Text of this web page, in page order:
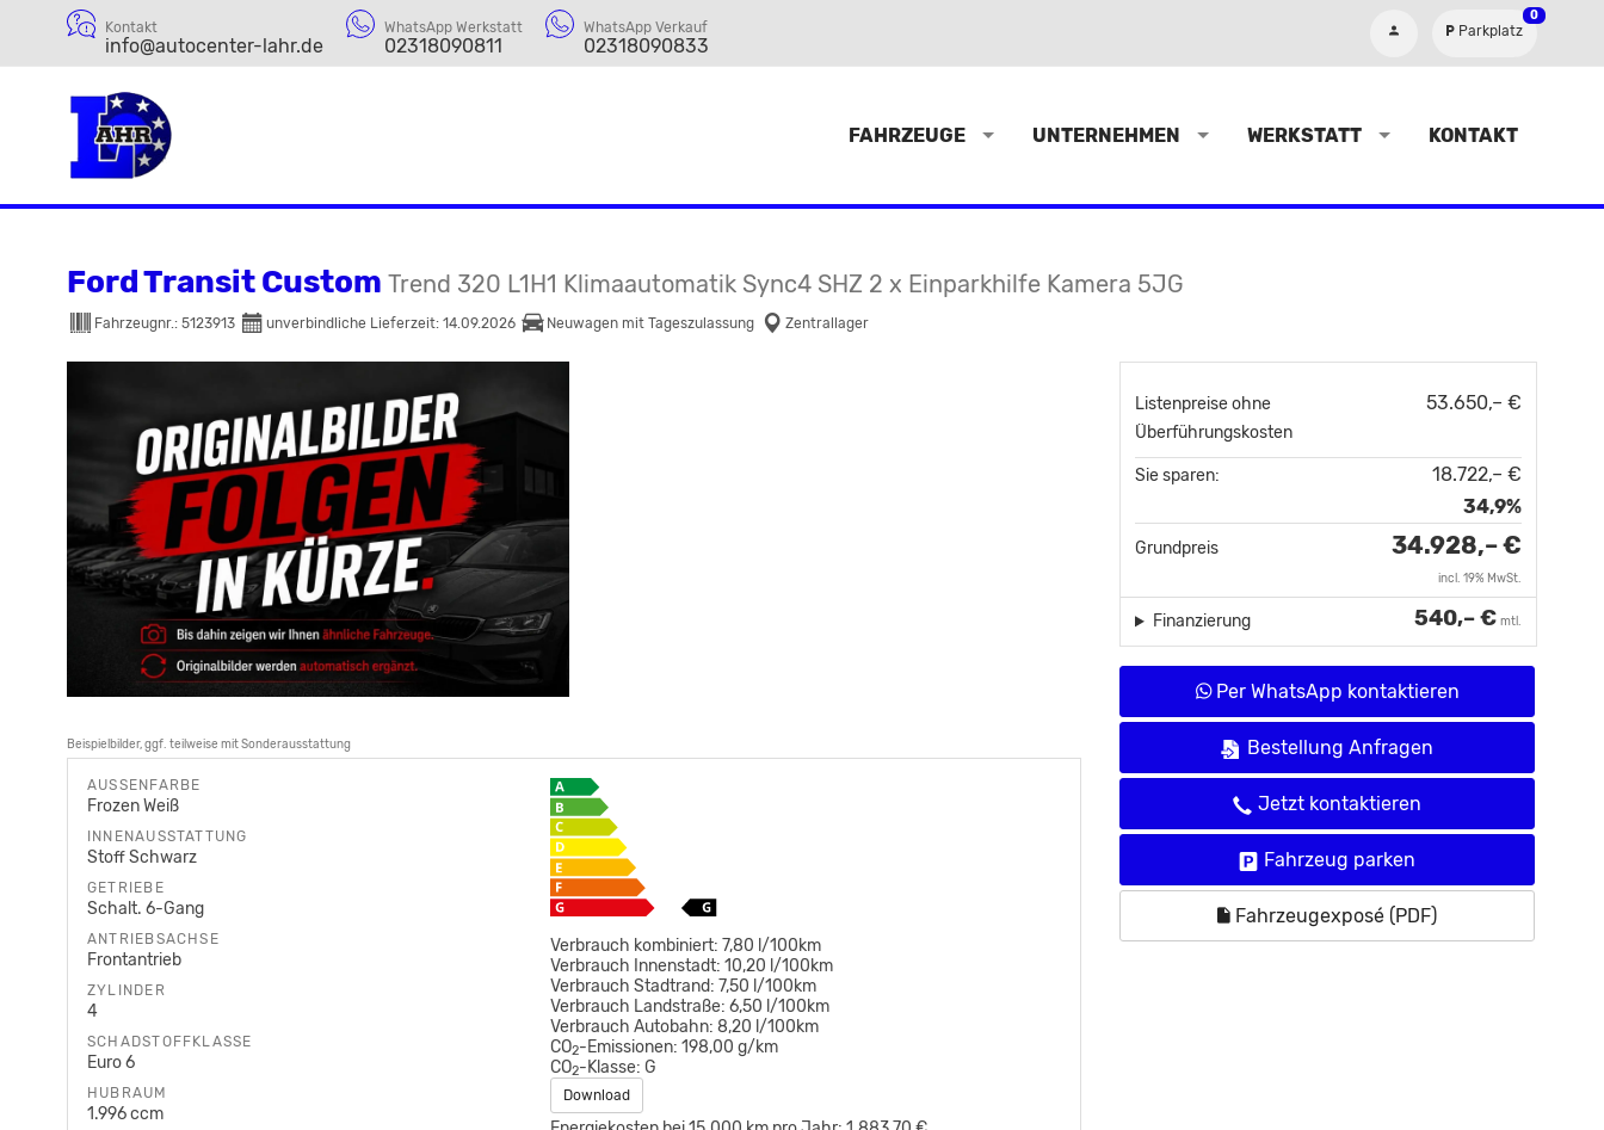
Kontakt
info@autocenter-lahr.de
WhatsApp Werkstatt
02318090811
WhatsApp Verkauf
02318090833
Parkplatz
0
FAHRZEUGE UNTERNEHMEN WERKSTATT KONTAKT
Ford Transit Custom Trend 320 L1H1 Klimaautomatik Sync4 SHZ 2 x Einparkhilfe Kamera 5JG
Fahrzeugnr.: 5123913 unverbindliche Lieferzeit: 14.09.2026 Neuwagen mit Tageszulassung Zentrallager
Listenpreise ohne
Überführungskosten
53.650,– €
Sie sparen:
18.722,– €
34,9%
Grundpreis 34.928,– €
incl. 19% MwSt.
540,– € mtl.
Finanzierung
Per WhatsApp kontaktieren
Bestellung Anfragen
Jetzt kontaktieren
Fahrzeug parken
Fahrzeugexposé (PDF)
Beispielbilder, ggf. teilweise mit Sonderausstattung
AUSSENFARBE
Frozen Weiß
INNENAUSSTATTUNG
Stoff Schwarz
GETRIEBE
Schalt. 6-Gang
ANTRIEBSACHSE
Frontantrieb
ZYLINDER
4
SCHADSTOFFKLASSE
Euro 6
HUBRAUM
1.996 ccm
Verbrauch kombiniert: 7,80 l/100km
Verbrauch Innenstadt: 10,20 l/100km
Verbrauch Stadtrand: 7,50 l/100km
Verbrauch Landstraße: 6,50 l/100km
Verbrauch Autobahn: 8,20 l/100km
CO2-Emissionen: 198,00 g/km
CO2-Klasse: G
Download